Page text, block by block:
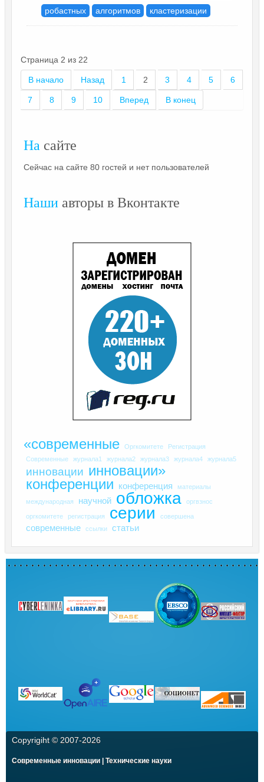
робастных
алгоритмов кластеризации
Страница 2 из 22
В начало Назад 1 2 3 4 5 6
7 8 9 10 Вперед В конец
На сайте
Сейчас на сайте 80 гостей и нет пользователей
Наши авторы в Вконтакте
«современные Оргкомитете
Регистрация
Современные
журнала1 журнала2 журнала3 журнала4 журнала5
инновации инновации»
конференции
конференция материалы
международная научной обложка оргвзнос
оргкомитете регистрация серии совершена
современные ссылки статьи
Copyrigiht © 2007-2026
Современные инновации | Технические науки